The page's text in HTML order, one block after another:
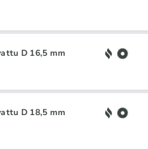
D 16,5 mm
D 18,5 mm